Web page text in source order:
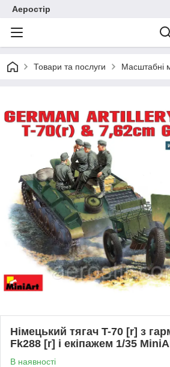
Аеростір
Товари та послуги Масштабні
Німецький тягач T-70 [r] з
Fk288 [r] і екіпажем 1/35
В наявності